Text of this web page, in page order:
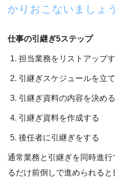
かりおこないましょ
仕事の引継ぎ5ステップ
担当業務をリストアップ
引継ぎスケジュールを立
引継ぎ資料の内容を決める
引継ぎ資料を作成する
後任者に引継ぎをする
通常業務と引継ぎを同時進行
るだけ前倒しで進められると